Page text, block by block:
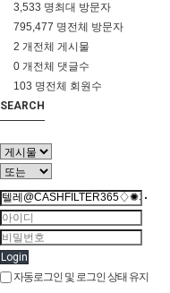
3,533 명최대 방문자
795,477 명전체 방문자
2 개 전체 게시물
0 개 전체 댓글수
103 명전체 회원수
SEARCH
Login
자동로그인 및 로그인 상태 유지